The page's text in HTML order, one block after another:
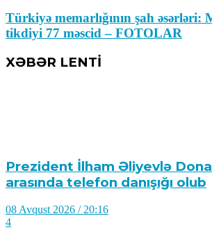
Türkiyə memarlığının şah əsərləri:
tikdiyi 77 məscid – FOTOLAR
XƏBƏR LENTİ
Prezident İlham Əliyevlə
arasında telefon danışığı olub
08 Avqust 2026 / 20:16
4